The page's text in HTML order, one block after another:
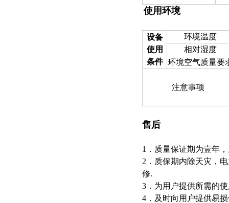
使用环境
设备
使用
条件
环境温度
相对湿度
环境空气质量要
注意事项
售后
1．质量保证期为壹年
2．质保期内除天灾，
修.
3．为用户提供所需的
4．及时向用户提供易